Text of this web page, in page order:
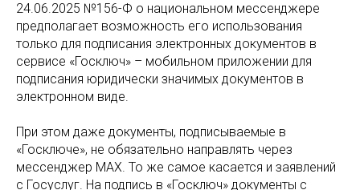
24.06.2025 №156-Ф о национальном мессенджере
предполагает возможность его использования
только для подписания электронных документов в
сервисе «Госключ» – мобильном приложении для
подписания юридически значимых документов в
электронном виде.
При этом даже документы, подписываемые в
«Госключе», не обязательно направлять через
мессенджер MAX. То же самое касается и заявлений
с Госуслуг. На подпись в «Госключ» документы с